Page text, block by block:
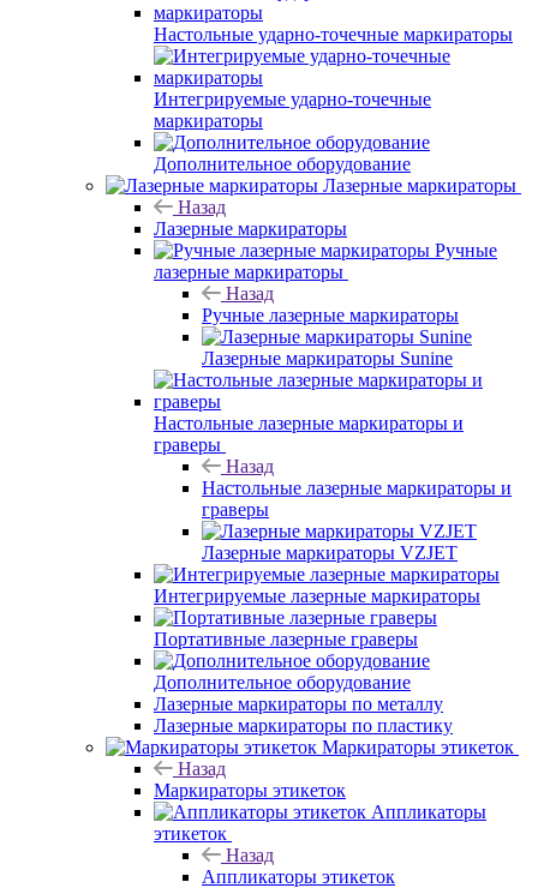
Настольные ударно-точечные маркираторы
Интегрируемые ударно-точечные
маркираторы
Дополнительное оборудование
Лазерные маркираторы
Назад
Лазерные маркираторы
Ручные
лазерные маркираторы
Назад
Ручные лазерные маркираторы
Лазерные маркираторы Sunine
Настольные лазерные маркираторы и
граверы
Назад
Настольные лазерные маркираторы и
граверы
Лазерные маркираторы VZJET
Интегрируемые лазерные маркираторы
Портативные лазерные граверы
Дополнительное оборудование
Лазерные маркираторы по металлу
Лазерные маркираторы по пластику
Маркираторы этикеток
Назад
Маркираторы этикеток
Аппликаторы
этикеток
Назад
Аппликаторы этикеток